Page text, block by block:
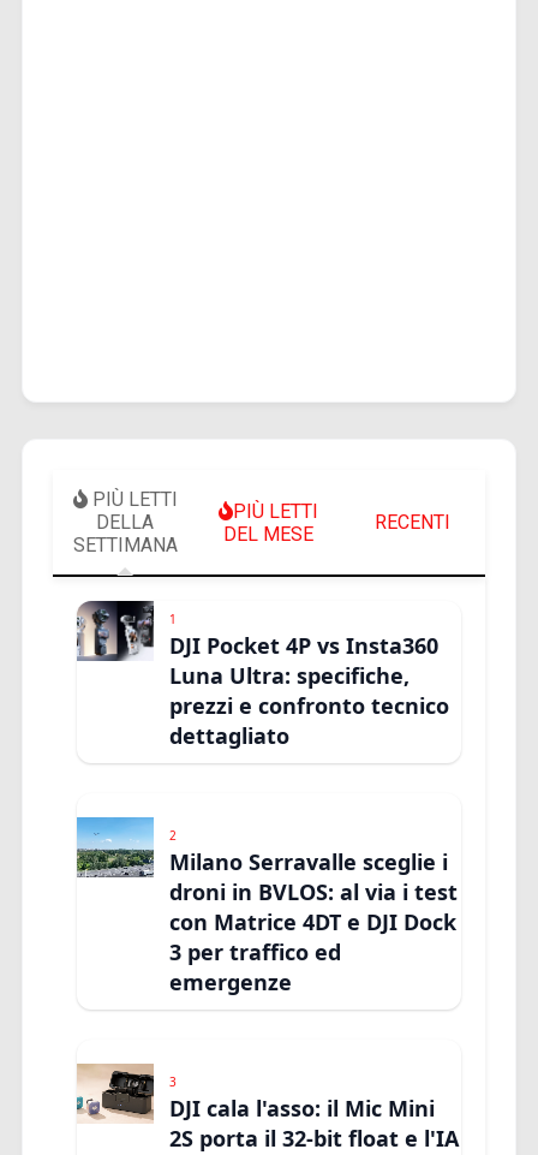
PIÙ LETTI
DELLA
SETTIMANA
PIÙ LETTI
DEL MESE
RECENTI
1
DJI Pocket 4P vs Insta360
Luna Ultra: specifiche,
prezzi e confronto tecnico
dettagliato
2
Milano Serravalle sceglie i
droni in BVLOS: al via i test
con Matrice 4DT e DJI Dock
3 per traffico ed
emergenze
3
DJI cala l'asso: il Mic Mini
2S porta il 32-bit float e l'IA